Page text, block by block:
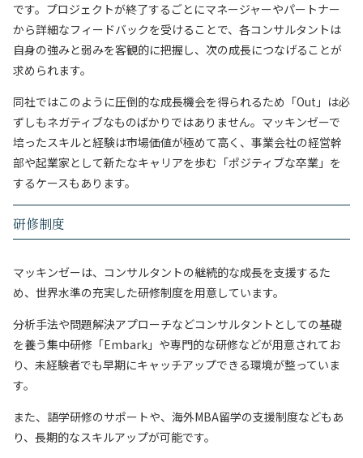
です。プロジェクトが終了するごとにマネージャーやパートナー
から詳細なフィードバックを受けることで、各コンサルタントは
自身の強みと弱みを客観的に把握し、次の成長につなげることが
求められます。
同社ではこのように圧倒的な成長機会を得られるため「Out」は必
ずしもネガティブなものばかりではありません。マッキンゼーで
培ったスキルと経験は市場価値が極めて高く、事業会社の経営幹
部や起業家として新たなキャリアを歩む「ポジティブな卒業」を
するケースもあります。
研修制度
マッキンゼーは、コンサルタントの継続的な成長を支援するた
め、世界水準の充実した研修制度を用意しています。
分析手法や問題解決アプローチなどコンサルタントとしての基礎
を養う集中研修「Embark」や専門的な研修などが用意されてお
り、未経験者でも早期にキャッチアップできる環境が整っていま
す。
また、語学研修のサポートや、海外MBA留学の支援制度などもあ
り、長期的なスキルアップが可能です。